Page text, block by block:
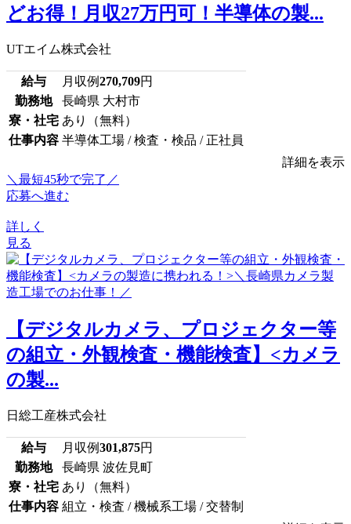
どお得！月収27万円可！半導体の製...
UTエイム株式会社
給与 月収例270,709円
勤務地
長崎県 大村市
寮・社宅 あり（無料）
仕事内容 半導体工場 / 検査・検品 / 正社員
詳細を表示
＼最短45秒で完了／
応募へ進む
詳しく
見る
【デジタルカメラ、プロジェクター等
の組立・外観検査・機能検査】<カメラ
の製...
日総工産株式会社
給与 月収例301,875円
勤務地
長崎県 波佐見町
寮・社宅 あり（無料）
仕事内容 組立・検査 / 機械系工場 / 交替制